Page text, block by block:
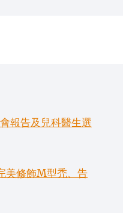
報告及兒科醫生選
美修飾M型禿、告